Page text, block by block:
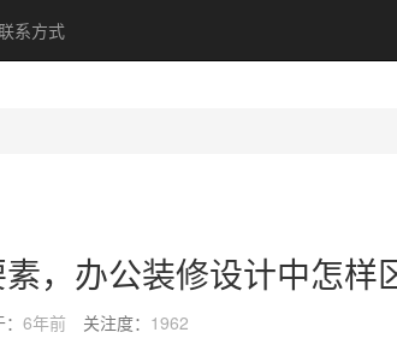
系方式
，办公装修设计中怎样
6年前 关注度： 1962